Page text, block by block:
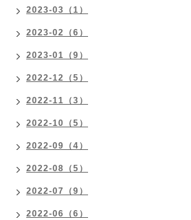
2023-03（1）
2023-02（6）
2023-01（9）
2022-12（5）
2022-11（3）
2022-10（5）
2022-09（4）
2022-08（5）
2022-07（9）
2022-06（6）